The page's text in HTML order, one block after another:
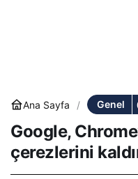
Ana Sayfa Genel
Google,
çerezlerini